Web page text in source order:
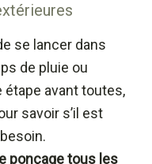
se lancer dans
de pluie ou
avant toutes,
savoir s’il est
ponçage tous les